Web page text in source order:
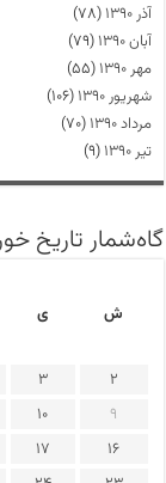
آذر ۱۳۹۰
(۷۸)
آبان ۱۳۹۰
(۷۹)
مهر ۱۳۹۰
(۵۵)
شهریور ۱۳۹۰
(۱۰۶)
مرداد ۱۳۹۰
(۷۰)
تیر ۱۳۹۰
(۹)
گاه‌شمار تاریخ
ش
ی
2
3
9
10
16
17